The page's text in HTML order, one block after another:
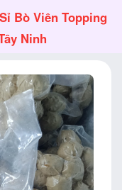
Bò Viên Topping
Ninh